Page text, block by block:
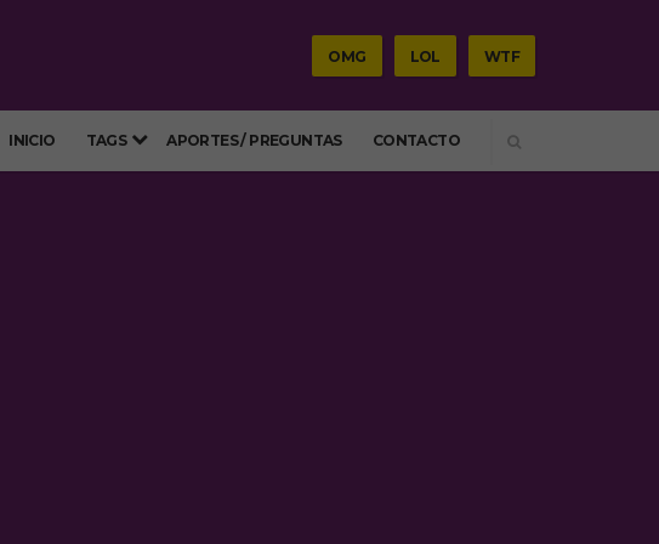
OMG LOL WTF
INICIO
TAGS APORTES / PREGUNTAS CONTACTO